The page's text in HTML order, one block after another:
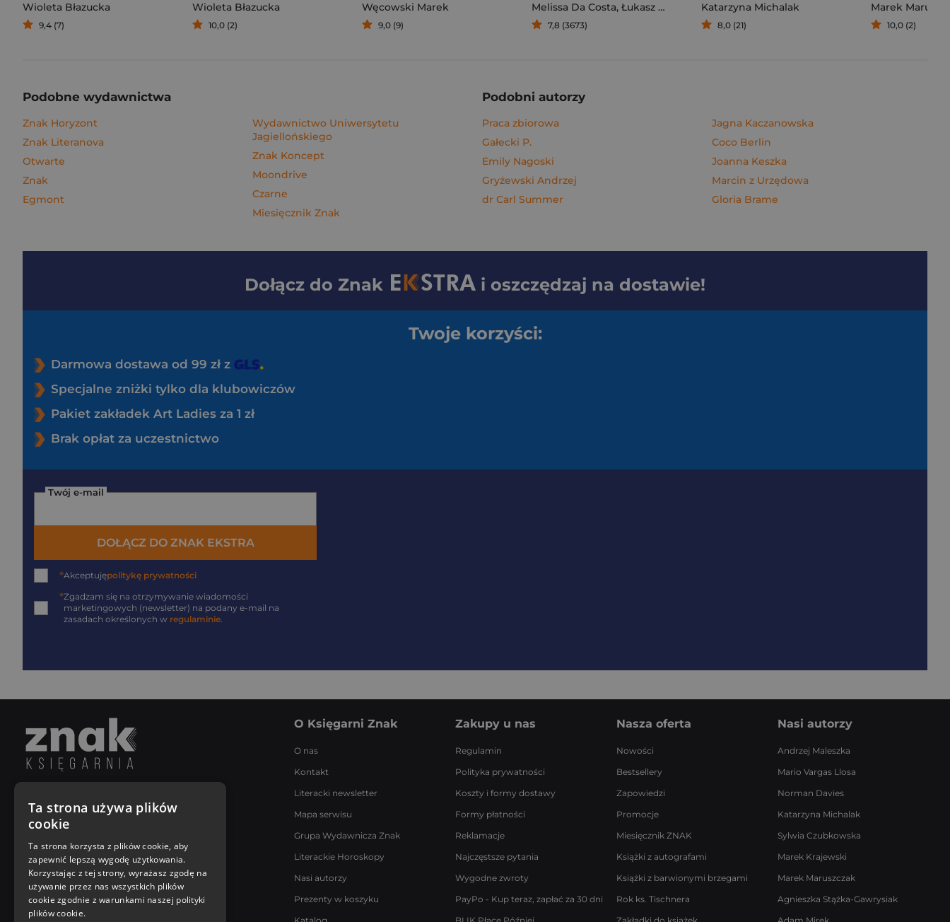
Wioleta Błazucka
9,4 (7)
Wioleta Błazucka
10,0 (2)
Węcowski Marek
9,0 (9)
Melissa Da Costa, Łukasz Müller
7,8 (3673)
Katarzyna Michalak
8,0 (21)
Marek
10,0 (2)
Podobne wydawnictwa
Znak Horyzont
Znak Literanova
Otwarte
Znak
Egmont
Wydawnictwo Uniwersytetu
Jagiellońskiego
Znak Koncept
Moondrive
Czarne
Miesięcznik Znak
Podobni autorzy
Praca zbiorowa
Gałecki P.
Emily Nagoski
Gryżewski Andrzej
dr Carl Summer
Jagna Kaczanowska
Coco Berlin
Joanna Keszka
Marcin z Urzędowa
Gloria Brame
Dołącz do Znak i oszczędzaj na dostawie!
Twoje korzyści:
Darmowa dostawa od 99 zł z
Specjalne zniżki tylko dla klubowiczów
Pakiet zakładek Art Ladies za 1 zł
Brak opłat za uczestnictwo
Twój e-mail
DOŁĄCZ DO ZNAK EKSTRA
*Akceptujępolitykę prywatności
*Zgadzam się na otrzymywanie wiadomości
marketingowych (newsletter) na podany e-mail na
zasadach określonych w regulaminie.
Poniedziałek - Piątek
8:00 - 18:00
[email protected]
Bądź z nami na bieżąco
O Księgarni Znak
O nas
Kontakt
Literacki newsletter
Mapa serwisu
Grupa Wydawnicza Znak
Literackie Horoskopy
Nasi autorzy
Prezenty w koszyku
Zakupy u nas
Regulamin
Polityka prywatności
Koszty i formy dostawy
Formy płatności
Reklamacje
Najczęstsze pytania
Wygodne zwroty
PayPo - Kup teraz, zapłać za 30 dni
Nasza oferta
Nowości
Bestsellery
Zapowiedzi
Promocje
Miesięcznik ZNAK
Książki z autografami
Książki z barwionymi brzegami
Rok ks. Tischnera
Nasi autorzy
Andrzej Maleszka
Mario Vargas Llosa
Norman Davies
Katarzyna Michalak
Sylwia Czubkowska
Marek Krajewski
Marek Maruszczak
Agnieszka Stążka-Gawrysiak
Ta strona używa plików
cookie
Ta strona korzysta z plików cookie, aby
zapewnić lepszą wygodę użytkowania.
Korzystając z tej strony, wyrażasz zgodę na
używanie przez nas wszystkich plików
cookie zgodnie z warunkami naszej polityki
plików cookie.